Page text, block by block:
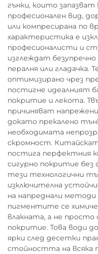
гънки, които
професионален вид,
или компресирана по
характеристика е
професионалисти и
изглеждат
пералня или гладачка.
оптимизирано чрез
постигне идеалният
покритие и лекота.
причиняват
докато прекалено
необходимата
скромност.
постига перфектния
сигурно покритие без
тези технологични
изключителна
на напреднали методи
пигментите се
влакната, а не
покритие. Това води
ярки след десетки
стойността на всяка